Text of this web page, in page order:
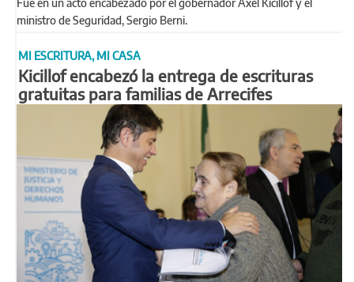
Fue en un acto encabezado por el gobernador Axel Kicillof y el
ministro de Seguridad, Sergio Berni.
MI ESCRITURA, MI CASA
Kicillof encabezó la entrega de escrituras
gratuitas para familias de Arrecifes